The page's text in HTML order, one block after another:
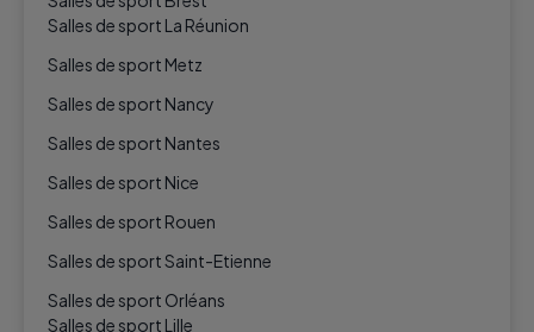
Salles de sport La Réunion
Salles de sport Metz
Salles de sport Nancy
Salles de sport Nantes
Salles de sport Nice
Salles de sport Rouen
Salles de sport Saint-Etienne
Salles de sport Orléans
Salles de sport Lille